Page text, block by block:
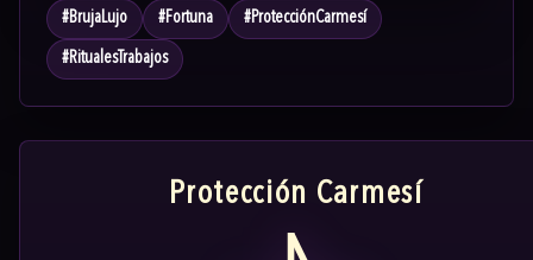
#BrujaLujo #Fortuna #ProtecciónCarmesí
#RitualesTrabajos
Protección Carmesí